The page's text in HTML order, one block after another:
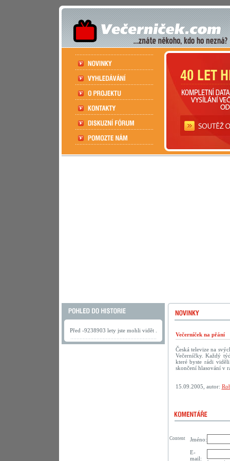
Před -9238903 lety jste mohli vidět .
Večerníček na přání
Česká televize na
Večerníčky. Každý
které byste rádi
skončení hlasování v
15.09.2005, autor:
Jméno:
E-
mail:
Content